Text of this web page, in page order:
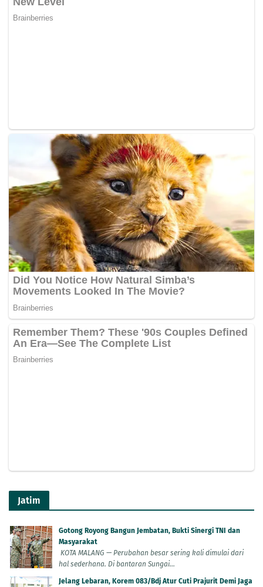
Jatim
Gotong Royong Bangun Jembatan, Bukti Sinergi TNI dan
Masyarakat
KOTA MALANG — Perubahan besar sering kali dimulai dari
hal sederhana. Di bantaran Sungai...
Jelang Lebaran, Korem 083/Bdj Atur Cuti Prajurit Demi Jaga